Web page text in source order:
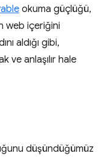
okuma güçlüğü,
web içeriğini
aldığı gibi,
ve anlaşılır hale
düşündüğümüz